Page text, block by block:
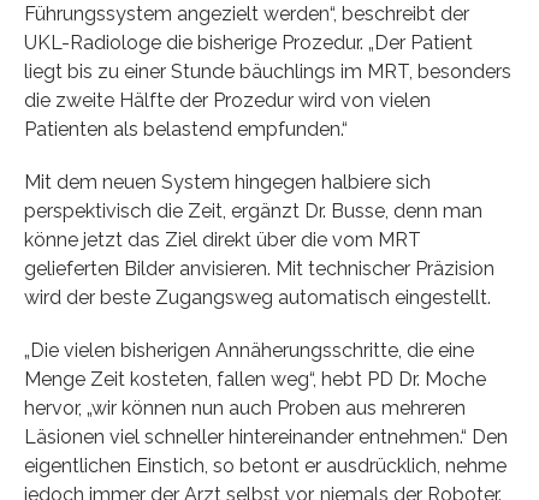
Führungssystem angezielt werden“, beschreibt der
UKL-Radiologe die bisherige Prozedur. „Der Patient
liegt bis zu einer Stunde bäuchlings im MRT, besonders
die zweite Hälfte der Prozedur wird von vielen
Patienten als belastend empfunden.“
Mit dem neuen System hingegen halbiere sich
perspektivisch die Zeit, ergänzt Dr. Busse, denn man
könne jetzt das Ziel direkt über die vom MRT
gelieferten Bilder anvisieren. Mit technischer Präzision
wird der beste Zugangsweg automatisch eingestellt.
„Die vielen bisherigen Annäherungsschritte, die eine
Menge Zeit kosteten, fallen weg“, hebt PD Dr. Moche
hervor, „wir können nun auch Proben aus mehreren
Läsionen viel schneller hintereinander entnehmen.“ Den
eigentlichen Einstich, so betont er ausdrücklich, nehme
jedoch immer der Arzt selbst vor, niemals der Roboter.